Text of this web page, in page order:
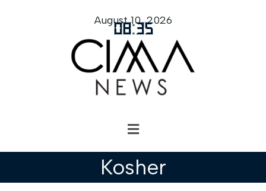
08:35
August 10, 2026
Kosher